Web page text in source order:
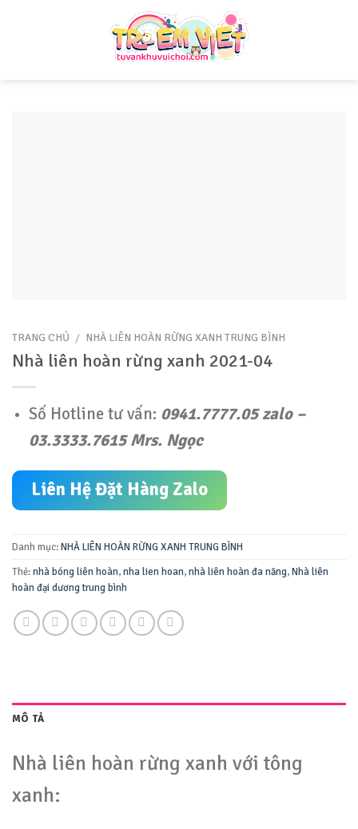
TRANG CHỦ / NHÀ LIÊN HOÀN RỪNG XANH TRUNG BÌNH
Nhà liên hoàn rừng xanh 2021-04
Số Hotline tư vấn: 0941.7777.05 zalo –
03.3333.7615 Mrs. Ngọc
Liên Hệ Đặt Hàng Zalo
Danh mục:NHÀ LIÊN HOÀN RỪNG XANH TRUNG BÌNH
Thẻ:nhà bóng liên hoàn,nha lien hoan,nhà liên hoàn đa năng,Nhà liên
hoàn đại dương trung bình
MÔ TẢ
Nhà liên hoàn rừng xanh với tông
xanh: